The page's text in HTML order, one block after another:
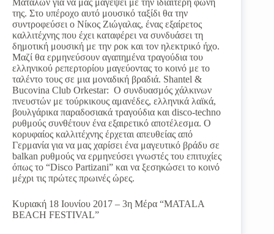
της. Στο υπέροχο αυτό μουσικό ταξίδι θα την
συντροφεύσει ο Νίκος Ζιώγαλας, ένας εξαίρετος
καλλιτέχνης που έχει καταφέρει να συνδυάσει τη
δημοτική μουσική με την ροκ και τον ηλεκτρικό ήχο.
Μαζί θα ερμηνεύσουν αγαπημένα τραγούδια του
ελληνικού ρεπερτορίου μαγεύοντας το κοινό με το
ταλέντο τους σε μια μοναδική βραδιά. Shantel &
Bucovina Club Orkestar: Ο συνδυασμός χάλκινων
πνευστών με τούρκικους αμανέδες, ελληνικά λαϊκά,
βουλγάρικα παραδοσιακά τραγούδια και disco-techno
ρυθμούς συνθέτουν ένα εξαιρετικό αποτέλεσμα. Ο
κορυφαίος καλλιτέχνης έρχεται απευθείας από
Γερμανία για να μας χαρίσει ένα μαγευτικό βράδυ σε
balkan ρυθμούς να ερμηνεύσει γνωστές του επιτυχίες
όπως το “Disco Partizani” και να ξεσηκώσει το κοινό
μέχρι τις πρώτες πρωινές ώρες.
Κυριακή 18 Ιουνίου 2017 – 3η Μέρα “MATALA
BEACH FESTIVAL”